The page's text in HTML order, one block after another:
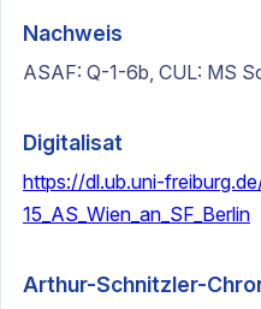
Nachweis
ASAF: Q-1-6b, CUL: MS
Digitalisat
https://dl.ub.uni-
15_AS_Wien_an_SF_Berlin
Arthur-Schnitzler-